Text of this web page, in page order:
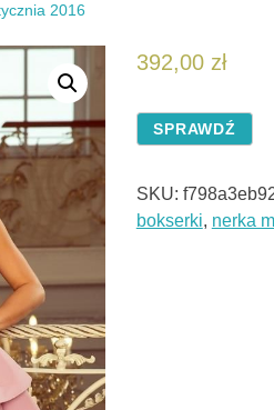
2016
392,00 zł
SPRAWDŹ
SKU:
bokserki, nerka